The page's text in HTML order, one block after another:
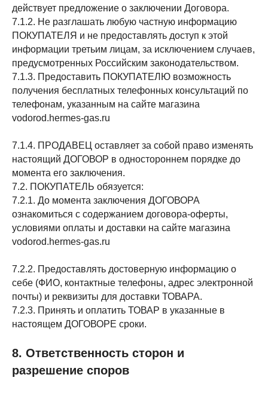
действует предложение о заключении Договора.
7.1.2. Не разглашать любую частную информацию
ПОКУПАТЕЛЯ и не предоставлять доступ к этой
информации третьим лицам, за исключением случаев,
предусмотренных Российским законодательством.
7.1.3. Предоставить ПОКУПАТЕЛЮ возможность
получения бесплатных телефонных консультаций по
телефонам, указанным на сайте магазина
vodorod.hermes-gas.ru
7.1.4. ПРОДАВЕЦ оставляет за собой право изменять
настоящий ДОГОВОР в одностороннем порядке до
момента его заключения.
7.2. ПОКУПАТЕЛЬ обязуется:
7.2.1. До момента заключения ДОГОВОРА
ознакомиться с содержанием договора-оферты,
условиями оплаты и доставки на сайте магазина
vodorod.hermes-gas.ru
7.2.2. Предоставлять достоверную информацию о
себе (ФИО, контактные телефоны, адрес электронной
почты) и реквизиты для доставки ТОВАРА.
7.2.3. Принять и оплатить ТОВАР в указанные в
настоящем ДОГОВОРЕ сроки.
8. Ответственность сторон и
разрешение споров